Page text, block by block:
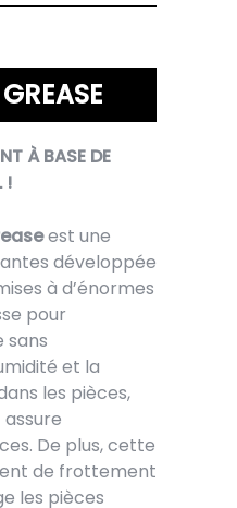
À BASE DE
!
est une
développée
à d’énormes
pour
sans
et la
les pièces,
De plus, cette
de frottement
les pièces